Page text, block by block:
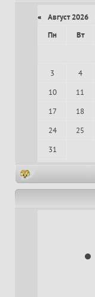
« Август 2026
Пн
Вт
3
4
10
11
17
18
24
25
31